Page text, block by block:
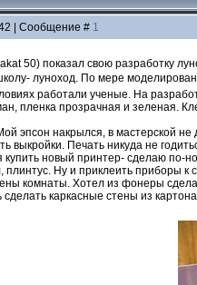
| Сообщение # 1
50) показал свою разработку
луноход. По мере
работали ученые. На
пленка прозрачная и зеленая.
эпсон накрылся, в мастерской
выкройки. Печать никуда не
купить новый принтер- сделаю по-
плинтус. Ну и приклеить приборы
комнаты. Хотел из фонеры
каркасные стены из